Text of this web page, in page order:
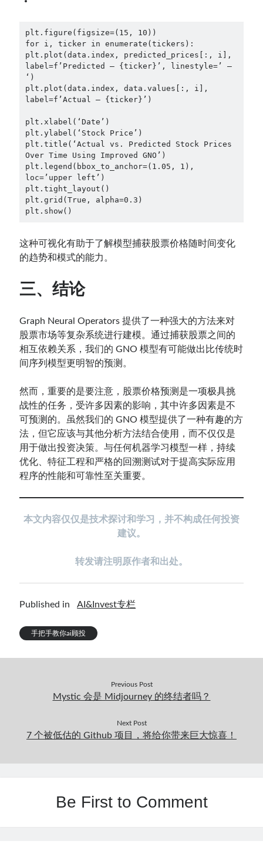
plt.figure(figsize=(15, 10))
for i, ticker in enumerate(tickers):
plt.plot(data.index, predicted_prices[:, i],
label=f’Predicted — {ticker}’, linestyle=’ —
‘)
plt.plot(data.index, data.values[:, i],
label=f’Actual — {ticker}’)
plt.xlabel(‘Date’)
plt.ylabel(‘Stock Price’)
plt.title(‘Actual vs. Predicted Stock Prices
Over Time Using Improved GNO’)
plt.legend(bbox_to_anchor=(1.05, 1),
loc=’upper left’)
plt.tight_layout()
plt.grid(True, alpha=0.3)
plt.show()
这种可视化有助于了解模型捕获股票价格随时间变化
的趋势和模式的能力。
三、结论
Graph Neural Operators 提供了一种强大的方法来对
股票市场等复杂系统进行建模。通过捕获股票之间的
相互依赖关系，我们的 GNO 模型有可能做出比传统时
间序列模型更明智的预测。
然而，重要的是要注意，股票价格预测是一项极具挑
战性的任务，受许多因素的影响，其中许多因素是不
可预测的。虽然我们的 GNO 模型提供了一种有趣的方
法，但它应该与其他分析方法结合使用，而不仅仅是
用于做出投资决策。与任何机器学习模型一样，持续
优化、特征工程和严格的回溯测试对于提高实际应用
程序的性能和可靠性至关重要。
本文内容仅仅是技术探讨和学习，并不构成任何投资
建议。
转发请注明原作者和出处。
Published in AI&Invest专栏
手把手教你ai顾投
Previous Post
Mystic 会是 Midjourney 的终结者吗？
Next Post
7 个被低估的 Github 项目，将给你带来巨大惊喜！
Be First to Comment